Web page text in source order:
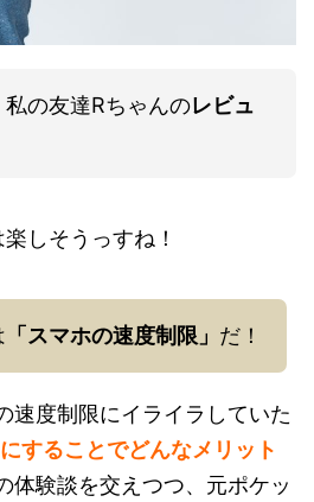
の友達Rちゃんのレビュ
しそうっすね！
「スマホの速度制限」 だ！
速度制限にイライラしていた
することでどんなメリット
体験談を交えつつ、元ポケッ